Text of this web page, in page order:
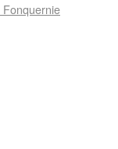
Fonquernie